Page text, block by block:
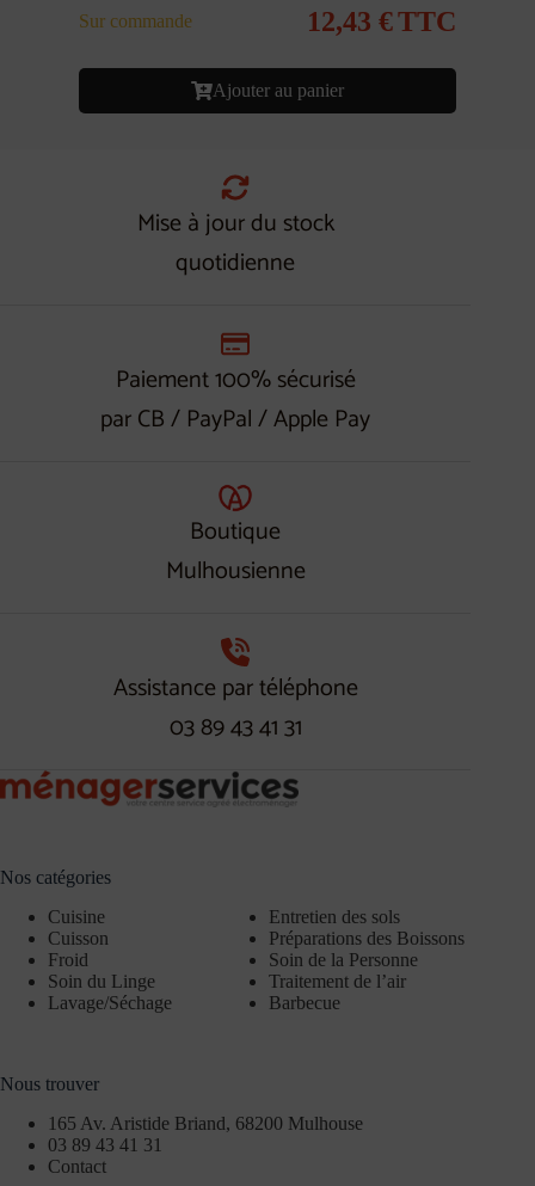
Sur commande 12,43 €TTC
Ajouter au panier
Mise à jour du stock
quotidienne
Paiement 100% sécurisé
par CB / PayPal / Apple Pay
Boutique
Mulhousienne
Assistance par téléphone
03 89 43 41 31
Nos catégories
Cuisine
Cuisson
Froid
Soin du Linge
Lavage/Séchage
Entretien des sols
Préparations des Boissons
Soin de la Personne
Traitement de l’air
Barbecue
Nous trouver
165 Av. Aristide Briand, 68200 Mulhouse
03 89 43 41 31
Contact